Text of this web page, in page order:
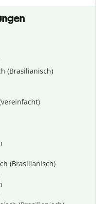
(Brasilianisch)
(Brasilianisch)